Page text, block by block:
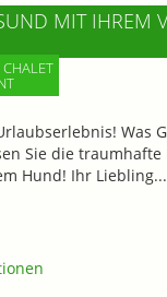
MIT IHREM
Was
Sie die traumhafte
Hund! Ihr Liebling...